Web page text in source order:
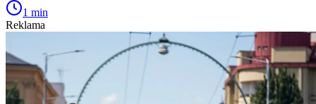
1 min
Reklama